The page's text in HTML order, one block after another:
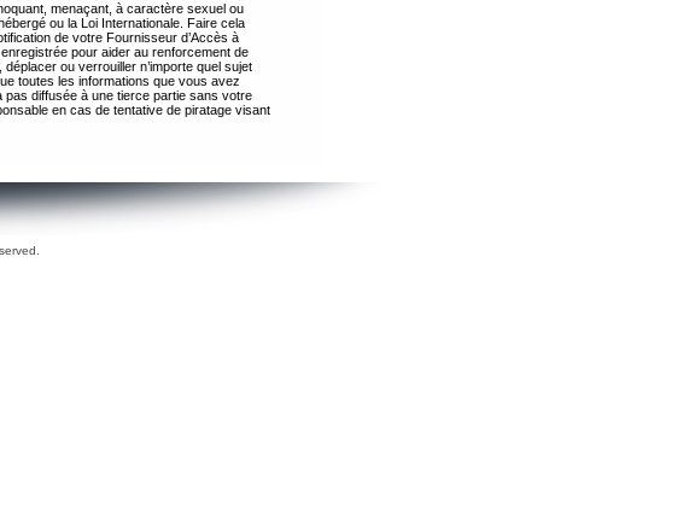
menaçant, à caractère sexuel ou
ou la Loi Internationale. Faire cela
de votre Fournisseur d’Accès à
pour aider au renforcement de
ou verrouiller n’importe quel sujet
toutes les informations que vous avez
diffusée à une tierce partie sans votre
en cas de tentative de piratage visant